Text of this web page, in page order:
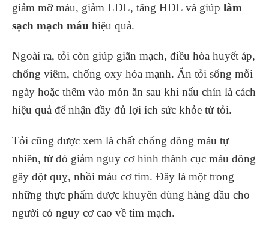
giảm mỡ máu, giảm LDL, tăng HDL và giúp làm
sạch mạch máu hiệu quả.
Ngoài ra, tỏi còn giúp giãn mạch, điều hòa huyết áp,
chống viêm, chống oxy hóa mạnh. Ăn tỏi sống mỗi
ngày hoặc thêm vào món ăn sau khi nấu chín là cách
hiệu quả để nhận đầy đủ lợi ích sức khỏe từ tỏi.
Tỏi cũng được xem là chất chống đông máu tự
nhiên, từ đó giảm nguy cơ hình thành cục máu đông
gây đột quỵ, nhồi máu cơ tim. Đây là một trong
những thực phẩm được khuyên dùng hàng đầu cho
người có nguy cơ cao về tim mạch.